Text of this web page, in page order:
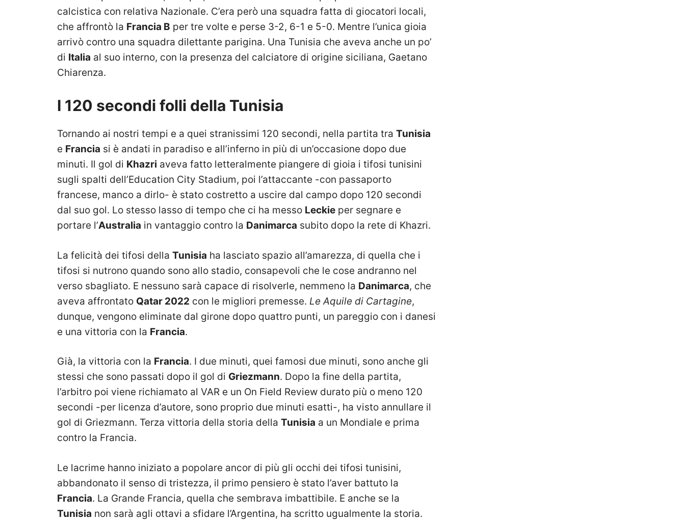
calcistica con relativa Nazionale. C’era però una squadra fatta di giocatori locali,
che affrontò la Francia B per tre volte e perse 3-2, 6-1 e 5-0. Mentre l’unica gioia
arrivò contro una squadra dilettante parigina. Una Tunisia che aveva anche un po’
di Italia al suo interno, con la presenza del calciatore di origine siciliana, Gaetano
Chiarenza.
I 120 secondi folli della Tunisia
Tornando ai nostri tempi e a quei stranissimi 120 secondi, nella partita tra Tunisia
e Francia si è andati in paradiso e all’inferno in più di un’occasione dopo due
minuti. Il gol di Khazri aveva fatto letteralmente piangere di gioia i tifosi tunisini
sugli spalti dell’Education City Stadium, poi l’attaccante -con passaporto
francese, manco a dirlo- è stato costretto a uscire dal campo dopo 120 secondi
dal suo gol. Lo stesso lasso di tempo che ci ha messo Leckie per segnare e
portare l’Australia in vantaggio contro la Danimarca subito dopo la rete di Khazri.
La felicità dei tifosi della Tunisia ha lasciato spazio all’amarezza, di quella che i
tifosi si nutrono quando sono allo stadio, consapevoli che le cose andranno nel
verso sbagliato. E nessuno sarà capace di risolverle, nemmeno la Danimarca, che
aveva affrontato Qatar 2022 con le migliori premesse. Le Aquile di Cartagine,
dunque, vengono eliminate dal girone dopo quattro punti, un pareggio con i danesi
e una vittoria con la Francia.
Già, la vittoria con la Francia. I due minuti, quei famosi due minuti, sono anche gli
stessi che sono passati dopo il gol di Griezmann. Dopo la fine della partita,
l’arbitro poi viene richiamato al VAR e un On Field Review durato più o meno 120
secondi -per licenza d’autore, sono proprio due minuti esatti-, ha visto annullare il
gol di Griezmann. Terza vittoria della storia della Tunisia a un Mondiale e prima
contro la Francia.
Le lacrime hanno iniziato a popolare ancor di più gli occhi dei tifosi tunisini,
abbandonato il senso di tristezza, il primo pensiero è stato l’aver battuto la
Francia. La Grande Francia, quella che sembrava imbattibile. E anche se la
Tunisia non sarà agli ottavi a sfidare l’Argentina, ha scritto ugualmente la storia.